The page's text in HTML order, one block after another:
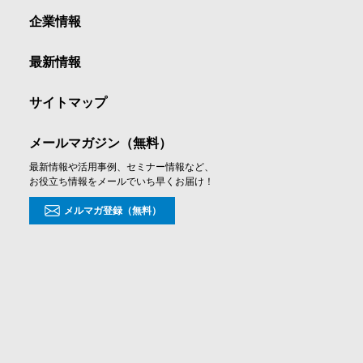
企業情報
最新情報
サイトマップ
メールマガジン（無料）
最新情報や活用事例、セミナー情報など、
お役立ち情報をメールでいち早くお届け！
メルマガ登録（無料）